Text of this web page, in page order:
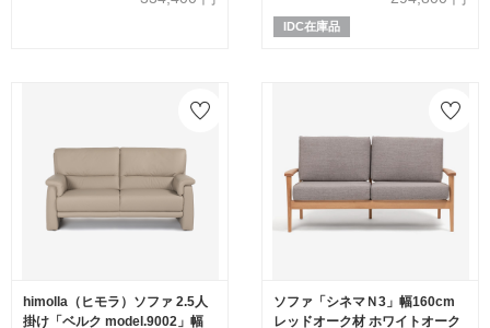
トグレー色 脚部ダークブラウン
肘）布#FA-2 FAB-VIS-451 アッ
シュ色
IDC在庫品
himolla（ヒモラ）ソファ 2.5人
掛け「ベルク model.9002」幅
ソファ「シネマＮ3」幅160cm
レッドオーク材 ホワイトオーク